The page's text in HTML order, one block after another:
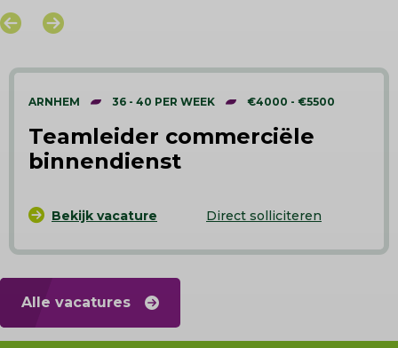
ARNHEM 36 - 40 PER WEEK €4000 - €5500
Teamleider commerciële
binnendienst
Bekijk vacature Direct solliciteren
Alle vacatures